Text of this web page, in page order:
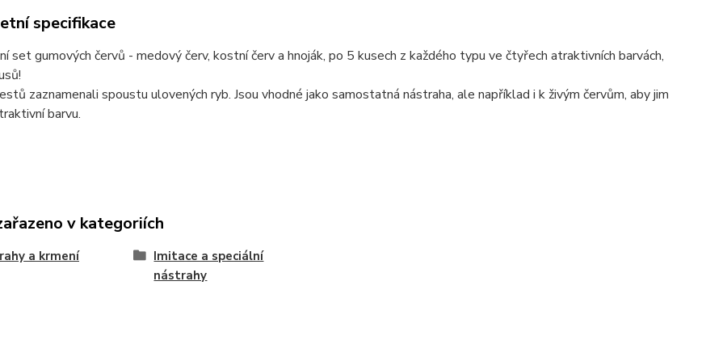
specifikace
set gumových červů - medový červ, kostní červ a hnoják, po 5 kusech z každého typu ve čtyřech atraktivních barvách,
zaznamenali spoustu ulovených ryb. Jsou vhodné jako samostatná nástraha, ale například i k živým červům, aby jim
barvu.
v kategoriích
a krmení
Imitace a speciální
nástrahy